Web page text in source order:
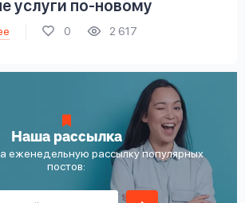
услуги по-новому
0 2 617
Наша рассылка
еженедельную рассылку популярных
постов: